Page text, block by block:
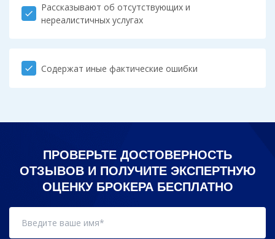
check
Рассказывают об отсутствующих и
нереалистичных услугах
check Содержат иные фактические ошибки
ПРОВЕРЬТЕ ДОСТОВЕРНОСТЬ
ОТЗЫВОВ И ПОЛУЧИТЕ ЭКСПЕРТНУЮ
ОЦЕНКУ БРОКЕРА БЕСПЛАТНО